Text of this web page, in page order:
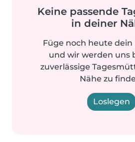
Keine passende
in deiner
Füge noch heute dein
und wir werden uns
zuverlässige
Nähe zu
Loslegen